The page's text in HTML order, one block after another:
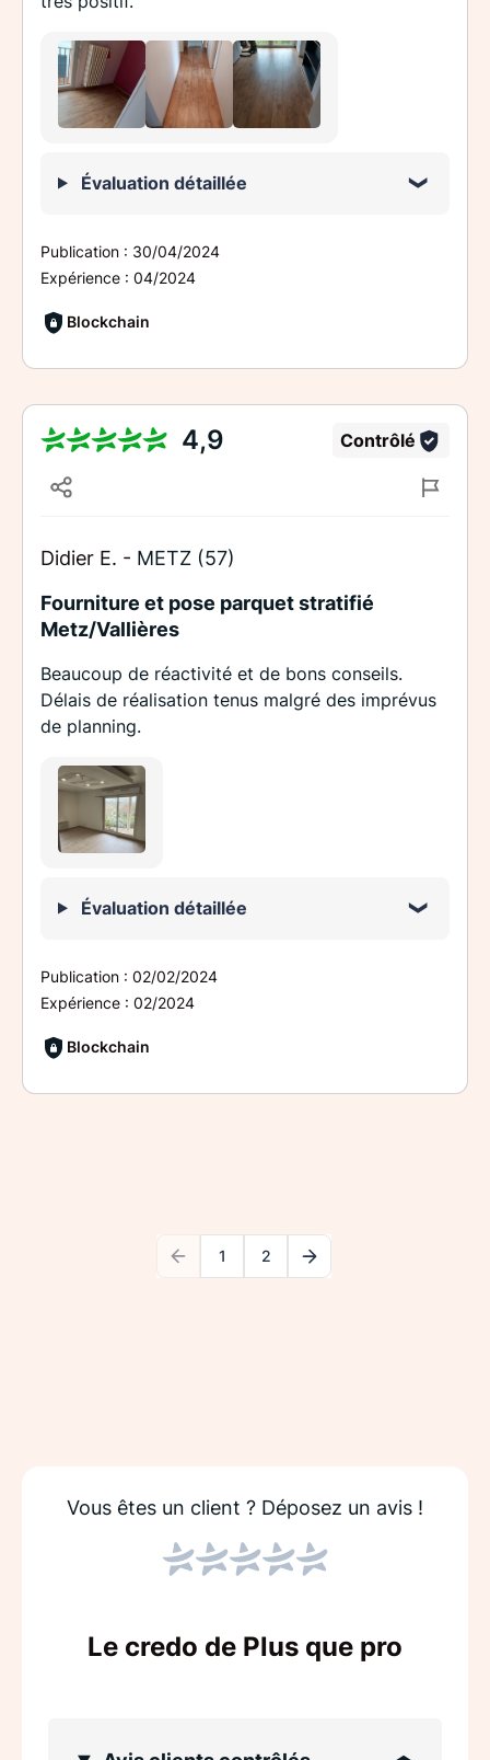
Évaluation détaillée
Publication : 30/04/2024
Expérience : 04/2024
Blockchain
4,9 Contrôlé
Didier E. - METZ (57)
Fourniture et pose parquet stratifié
Metz/Vallières
Beaucoup de réactivité et de bons conseils.
Délais de réalisation tenus malgré des imprévus
de planning.
Évaluation détaillée
Publication : 02/02/2024
Expérience : 02/2024
Blockchain
1 2
Vous êtes un client ? Déposez un avis !
Le credo de Plus que pro